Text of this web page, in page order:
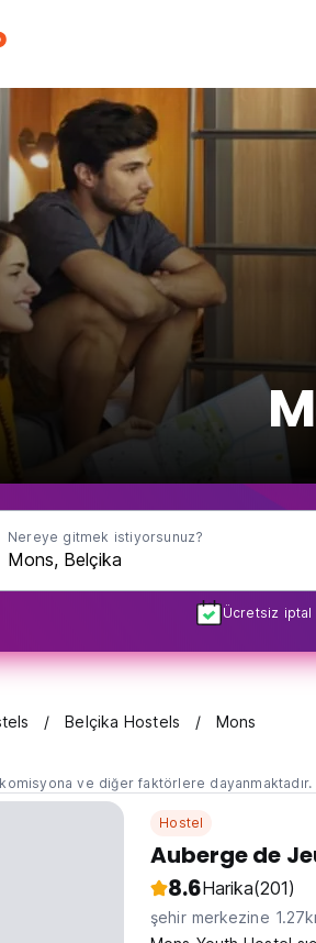
Nereye gitmek istiyorsunuz?
Ücretsiz iptal
Belçika Hostels Mons
ve diğer faktörlere dayanmaktadır.
Hostel
Auberge de
8.6Harika(201)
şehir merkezine